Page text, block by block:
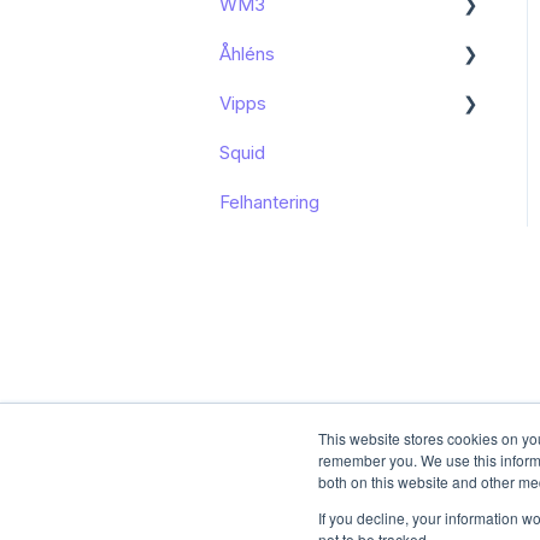
This website stores cookies on
remember you. We use this
both on this website and other
If you decline, your information
Kom igång
Åhléns
Kom igång
Funktioner och användning
Kända begränsningar
Vipps
Funktioner och användning
Squid
Felhantering